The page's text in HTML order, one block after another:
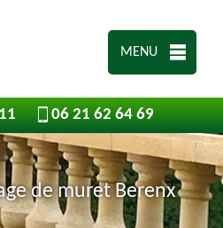
MENU
06 21 62 64 69
de muret Berenx